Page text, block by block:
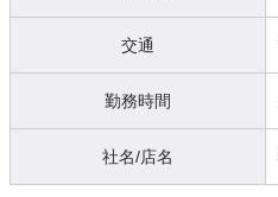
交通
勤務時間
社名/店名